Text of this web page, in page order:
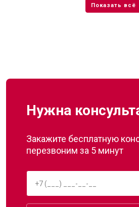
Нужна
Закажите бесплатную
перезвоним за 5 минут